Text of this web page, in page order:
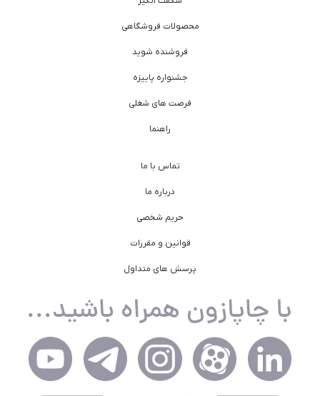
محصولات فروشگاهی
فروشنده شوید
جشنواره پاییزه
فرصت های شغلی
راهنما
تماس با ما
درباره ما
حریم شخصی
قوانین و مقررات
پرسش های متداول